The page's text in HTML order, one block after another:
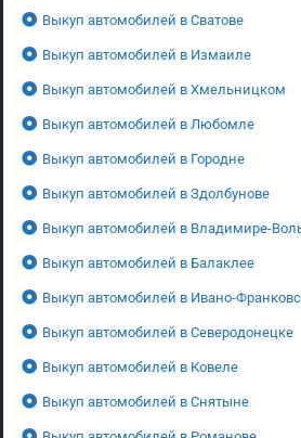
Выкуп автомобилей в Сватове
Выкуп автомобилей в Измаиле
Выкуп автомобилей в Хмельницком
Выкуп автомобилей в Любомле
Выкуп автомобилей в Городне
Выкуп автомобилей в Здолбунове
Выкуп автомобилей в Владимире-
Выкуп автомобилей в Балаклее
Выкуп автомобилей в Ивано-
Выкуп автомобилей в Северодонецке
Выкуп автомобилей в Ковеле
Выкуп автомобилей в Снятыне